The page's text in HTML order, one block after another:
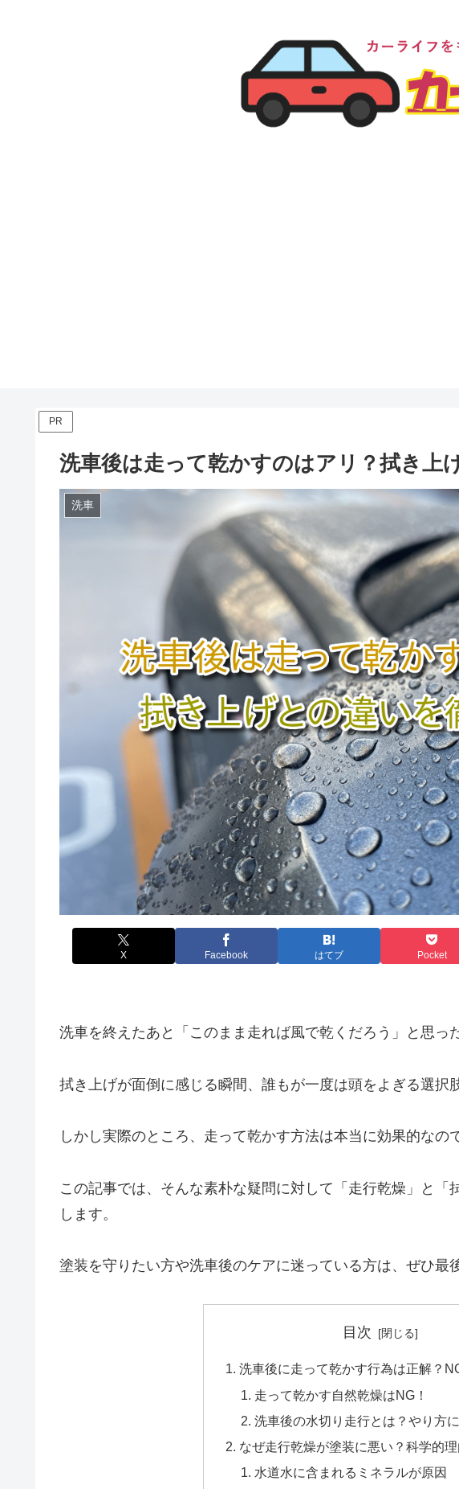
PR
洗車後は走って乾かすのはアリ？拭き上
洗車
X Facebook はてブ Pocket
洗車を終えたあと「このまま走れば風で乾くだろう」と思っ
拭き上げが面倒に感じる瞬間、誰もが一度は頭をよぎる選択
しかし実際のところ、走って乾かす方法は本当に効果的なの
この記事では、そんな素朴な疑問に対して「走行乾燥」と「
します。
塗装を守りたい方や洗車後のケアに迷っている方は、ぜひ最
目次
洗車後に走って乾かす行為は正解？
走って乾かす自然乾燥はNG！
洗車後の水切り走行とは？やり方
なぜ走行乾燥が塗装に悪い？科学的
水道水に含まれるミネラルが原因